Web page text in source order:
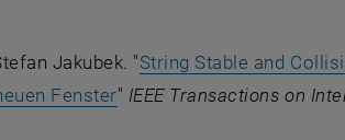
Jakubek. "String Stable and
Fenster, öffnet eine externe URL
" IEEE Transactions on